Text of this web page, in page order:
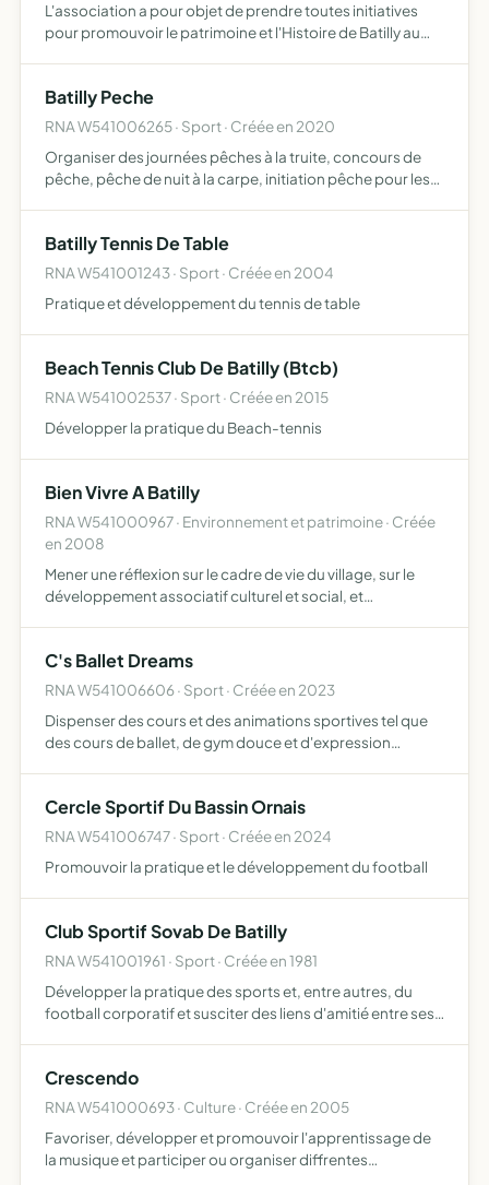
L'association a pour objet de prendre toutes initiatives
pour promouvoir le patrimoine et l'Histoire de Batilly au
Batilly Peche
RNA W541006265 · Sport · Créée en 2020
Organiser des journées pêches à la truite, concours de
pêche, pêche de nuit à la carpe, initiation pêche pour les
Batilly Tennis De Table
RNA W541001243 · Sport · Créée en 2004
Pratique et développement du tennis de table
Beach Tennis Club De Batilly (Btcb)
RNA W541002537 · Sport · Créée en 2015
Développer la pratique du Beach-tennis
Bien Vivre A Batilly
RNA W541000967 · Environnement et patrimoine · Créée
en 2008
Mener une réflexion sur le cadre de vie du village, sur le
développement associatif culturel et social, et
C's Ballet Dreams
RNA W541006606 · Sport · Créée en 2023
Dispenser des cours et des animations sportives tel que
des cours de ballet, de gym douce et d'expression
Cercle Sportif Du Bassin Ornais
RNA W541006747 · Sport · Créée en 2024
Promouvoir la pratique et le développement du football
Club Sportif Sovab De Batilly
RNA W541001961 · Sport · Créée en 1981
Développer la pratique des sports et, entre autres, du
football corporatif et susciter des liens d'amitié entre ses
Crescendo
RNA W541000693 · Culture · Créée en 2005
Favoriser, développer et promouvoir l'apprentissage de
la musique et participer ou organiser diffrentes